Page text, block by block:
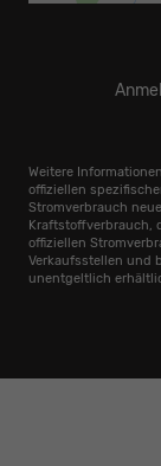
Weitere
offiziellen
Stromverbrauch
Kraftstoffverbrauch,
offiziellen
Verkaufsstellen und
unentgeltlich